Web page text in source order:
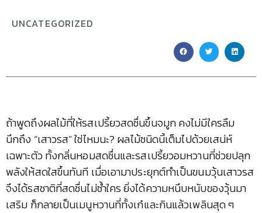
UNCATEGORIZED
ถ้าพูดถึงผลไม้ที่ให้รสเปรี้ยวสดชื่นขึ้นจมูก คงไม่มีใครลืม
นึกถึง “เสาวรส” ใช่ไหมนะ? ผลไม้ชนิดนี้เต็มไปด้วยเสน่ห์
เฉพาะตัว ทั้งกลิ่นหอมสดชื่นและรสเปรี้ยวอมหวานที่ช่วยปลุก
พลังให้สดใสขึ้นทันที เมื่อเอามาประยุกต์ทำเป็นขนมวุ้นเสาวรส
จึงได้รสชาติที่สดชื่นไม่ซ้ำใคร ยิ่งได้ความหนึบหนับของวุ้นมา
เสริม ก็กลายเป็นเมนูหวานที่ทั้งเก๋และกินแล้วเพลินสุด ๆ